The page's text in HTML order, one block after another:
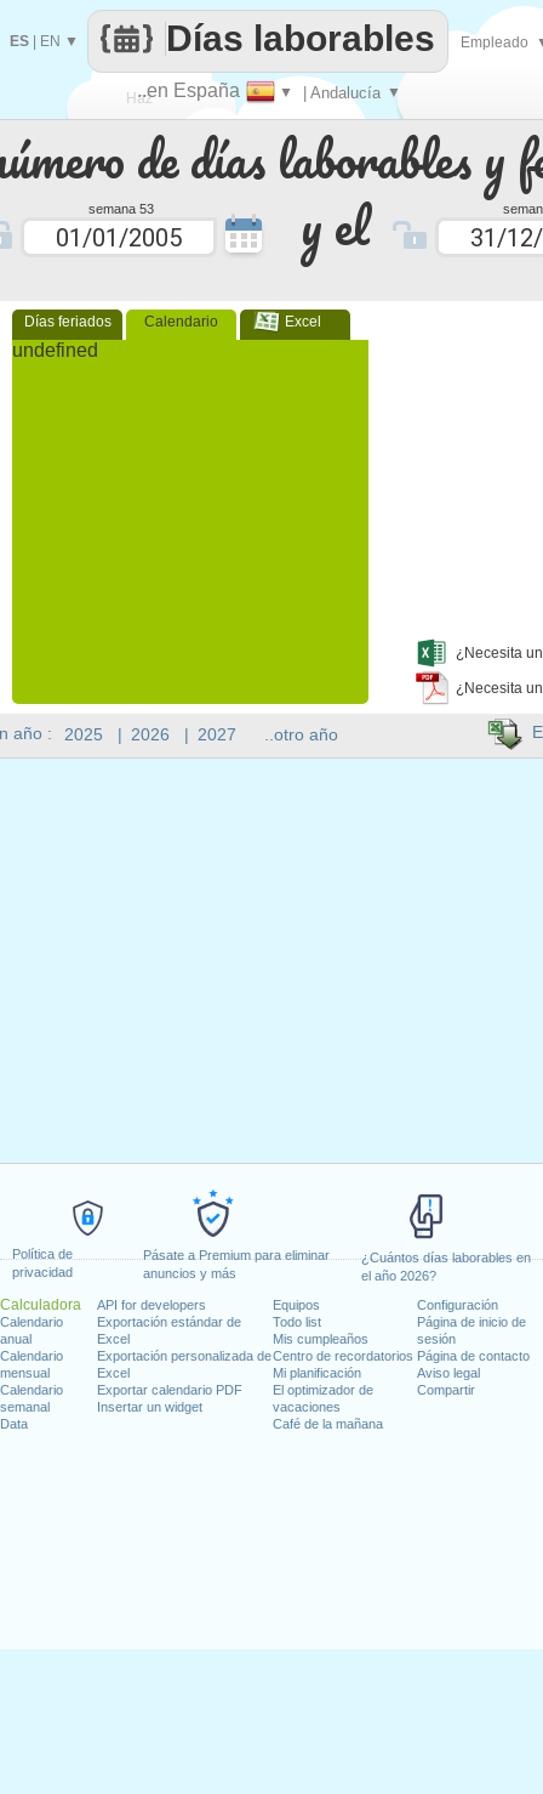
Política de
privacidad
Pásate a Premium para eliminar
anuncios y más
¿Cuántos días laborables en
el año 2026?
Calculadora
Calendario
anual
Calendario
mensual
Calendario
semanal
Data
API for developers
Exportación estándar de
Excel
Exportación personalizada de
Excel
Exportar calendario PDF
Insertar un widget
Equipos
Todo list
Mis cumpleaños
Centro de recordatorios
Mi planificación
El optimizador de
vacaciones
Café de la mañana
Configuración
Página de inicio de
sesión
Página de contacto
Aviso legal
Compartir
de días laborables y
semana 53 y el
Días feriados Calendario Excel
undefined
¿Necesita
¿Necesita
Haz
que
..en España ▼ | Andalucía ▼
Días laborables
ES EN ▼ Empleado
año : 2025 | 2026 | 2027 ..otro año